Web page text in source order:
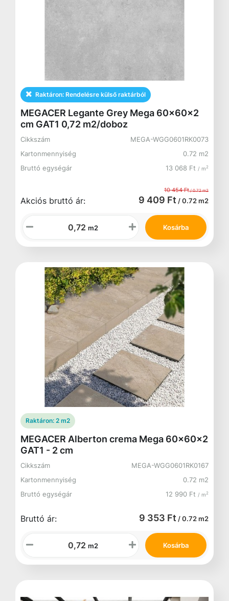
Raktáron: Rendelésre külső raktárból
MEGACER Legante Grey Mega 60x60x2
cm GAT1 0,72 m2/doboz
Cikkszám
MEGA-WGG0601RK0073
Kartonmennyiség
0.72 m2
Bruttó egységár
13 068 Ft / m2
Akciós bruttó ár:
10 454 Ft/ 0.72 m2
9 409 Ft / 0.72 m2
m2 Kosárba
Raktáron: 2 m2
MEGACER Alberton crema Mega 60x60x2
GAT1 - 2 cm
Cikkszám
MEGA-WGG0601RK0167
Kartonmennyiség
0.72 m2
Bruttó egységár
12 990 Ft / m2
Bruttó ár: 9 353 Ft / 0.72 m2
m2 Kosárba